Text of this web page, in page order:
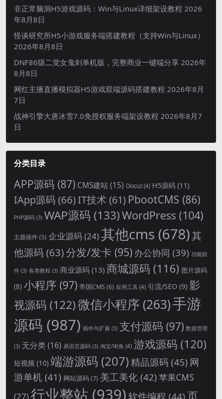
非正常脑洞H5游戏源码：Win与Linux详细架设教程 2026
年8月8日
怪谈研究所H5小游戏服务端搭建教程（支持Win与Linux）
2026年8月8日
DNF86级二觉女鬼剑单机版，完整商业一键端分享 2026年
8月8日
网红主播直播模拟器H5游戏双端源码搭建教程 2026年8月
7日
战神引擎大唐冰雪7.0免授权服务端架设教程 2026年8月7
日
分类目录
APP源码 (87) CMS建站 (15) Discuz (4) H5源码 (11)
IApp源码 (66)IT技术 (61) PbootCMS (86)
PHP源码 (3) WAP源码 (133)WordPress (104)
主题插件(5) 企业源码 (24)其他cms (678)其
他源码 (63)分发/发卡 (95) 办公协同 (39) 功能软
件 (3) 各类教程 (3) 商业源码 (13) 商城源码 (116) 图片源码
(8) 小程序 (97) 帝国CMS(6) 应用工具 (4) 引流/SEO (9) 影
视源码 (122)微信小程序 (263)手游
源码 (987) 插件与扩展 (3) 支付源码 (97) 数据管理
(3) 无分类(16) 易语言源码 (3) 淘宝/闲鱼 (4) 游戏源码 (120)
短视频 (10) 端游源码 (207)精品源码 (45) 网
游单机 (41) 网站源码(7) 美工美化 (42) 苹果CMS
(27)行业整站 (939)软件编程 (44)页